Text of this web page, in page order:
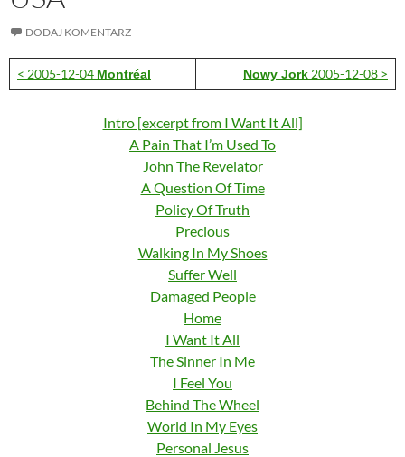
DODAJ KOMENTARZ
< 2005-12-04 Montréal Nowy Jork 2005-12-08 >
Intro [excerpt from I Want It All]
A Pain That I’m Used To
John The Revelator
A Question Of Time
Policy Of Truth
Precious
Walking In My Shoes
Suffer Well
Damaged People
Home
I Want It All
The Sinner In Me
I Feel You
Behind The Wheel
World In My Eyes
Personal Jesus